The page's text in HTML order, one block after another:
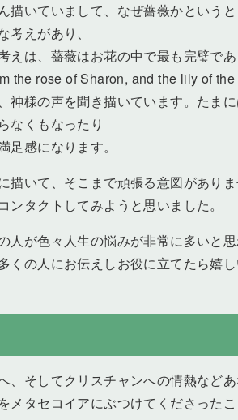
描いていまして、なぜ薔薇かというと
考えがあり、
えは、薔薇はお花の中で最も完璧で
the rose of Sharon, and the lily of the
神様の声を聞き描いています。たま
なくもなったり
感になります。
描いて、そこまで頑張る意図があり
ンタクトしてみようと思いました。
人が色々人生の悩みが非常に多いと
くの人にお伝えしお役に立てたら嬉し
、そしてクリスチャンへの情熱など
メタセコイアにぶつけてくださった